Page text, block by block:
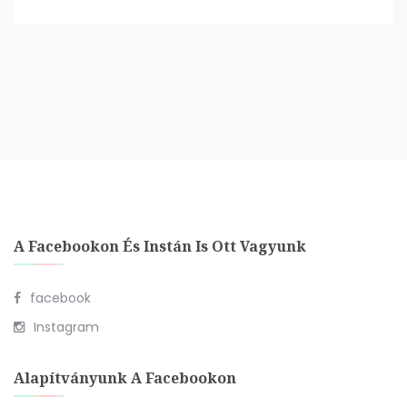
A Facebookon És Instán Is Ott Vagyunk
facebook
Instagram
Alapítványunk A Facebookon